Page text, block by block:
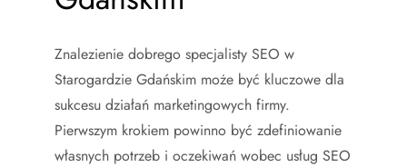
Znalezienie dobrego specjalisty SEO w
Starogardzie Gdańskim może być kluczowe dla
sukcesu działań marketingowych firmy.
Pierwszym krokiem powinno być zdefiniowanie
własnych potrzeb i oczekiwań wobec usług SEO